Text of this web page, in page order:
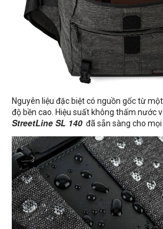
Nguyên liệu đặc biệt có nguồn gốc từ
độ bền cao. Hiệu suất không thấm nước
StreetLine SL 140 đã sẵn sàng cho mọi